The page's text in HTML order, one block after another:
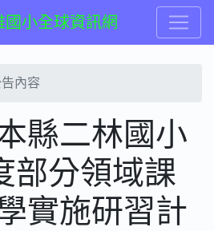
小全球資訊網
內容
縣二林國小
部分領域課
實施研習計